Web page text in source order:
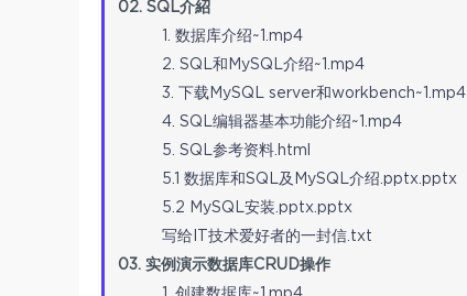
02. SQL介紹
1. 数据库介绍~1.mp4
2. SQL和MySQL介绍~1.mp4
3. 下载MySQL server和workbench~1.mp4
4. SQL编辑器基本功能介绍~1.mp4
5. SQL参考资料.html
5.1 数据库和SQL及MySQL介绍.pptx.pptx
5.2 MySQL安装.pptx.pptx
写给IT技术爱好者的一封信.txt
03. 实例演示数据库CRUD操作